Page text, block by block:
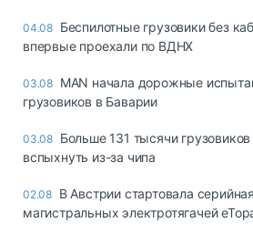
04.08 Беспилотные грузовики без
впервые проехали по ВДНХ
03.08 MAN начала дорожные
грузовиков в Баварии
03.08 Больше 131 тысячи
вспыхнуть из-за чипа
02.08 В Австрии стартовала
магистральных электротягачей